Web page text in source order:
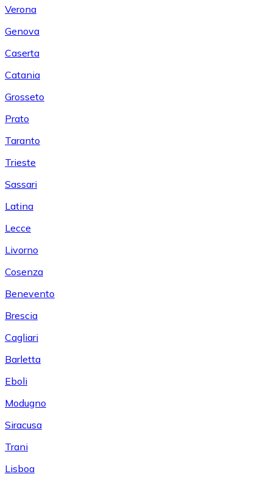
Verona
Genova
Caserta
Catania
Grosseto
Prato
Taranto
Trieste
Sassari
Latina
Lecce
Livorno
Cosenza
Benevento
Brescia
Cagliari
Barletta
Eboli
Modugno
Siracusa
Trani
Lisboa